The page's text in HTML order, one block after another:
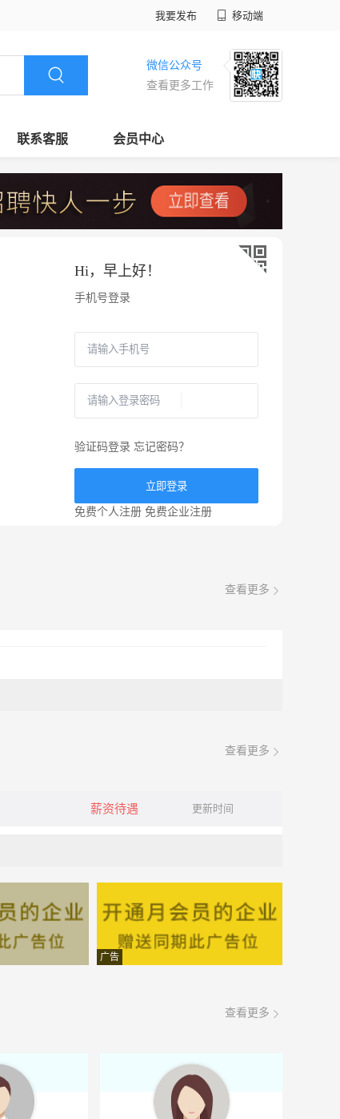
我要发布 移动端
微信公众号
查看更多工作
联系客服 会员中心
Hi， 早上好！
手机号登录
验证码登录 忘记密码？
立即登录
免费个人注册 免费企业注册
查看更多
查看更多
薪资待遇 更新时间
广告
查看更多